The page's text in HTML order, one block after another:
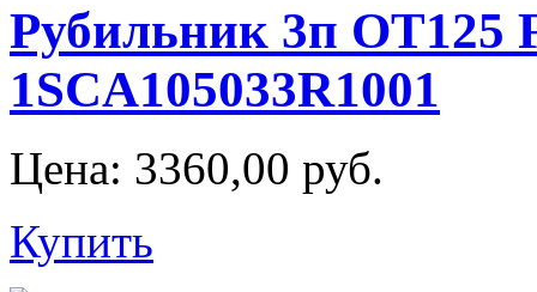
Рубильник 3п OT125
1SCA105033R1001
Цена: 3360,00 руб.
Купить